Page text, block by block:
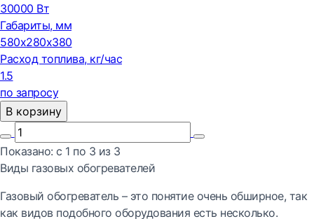
30000 Вт
Габариты, мм
580х280х380
Расход топлива, кг/час
1.5
по запросу
В корзину
Показано: с 1 по 3 из 3
Виды газовых обогревателей
Газовый обогреватель – это понятие очень обширное, так
как видов подобного оборудования есть несколько.